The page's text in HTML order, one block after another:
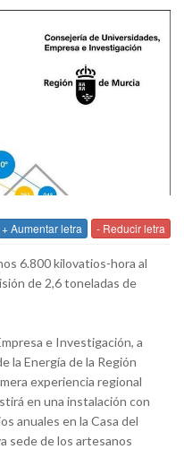
+ Aumentar letra - Reducir letra
6.800 kilovatios-hora al
de 2,6 toneladas de
e Investigación, a
la Energía de la Región
experiencia regional
en una instalación con
anuales en la Casa del
sede de los artesanos